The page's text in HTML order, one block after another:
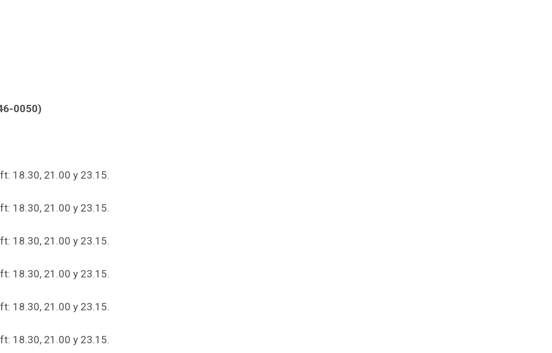
0050)
18.30, 21.00 y 23.15.
18.30, 21.00 y 23.15.
18.30, 21.00 y 23.15.
18.30, 21.00 y 23.15.
18.30, 21.00 y 23.15.
18.30, 21.00 y 23.15.